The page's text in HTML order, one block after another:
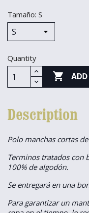
Tamaño: S
Quantity

Description
Polo manchas cortas
Terminos tratados con
100% de algodón.
Se entregará en una
Para garantizar un